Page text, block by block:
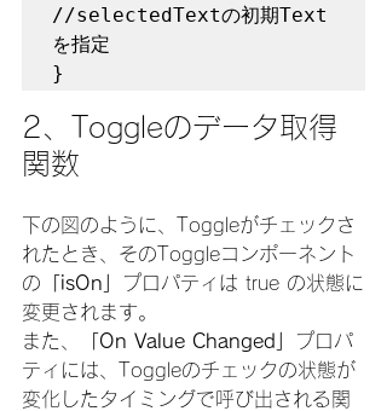
//selectedTextの初期Text
を指定
}
2、Toggleのデータ取得
関数
下の図のように、Toggleがチェックさ
れたとき、そのToggleコンポーネント
の 「isOn」
プロパティは true の状態に
変更されます。
また、
「On Value Changed」
プロパ
ティには、Toggleのチェックの状態が
変化したタイミングで呼び出される関